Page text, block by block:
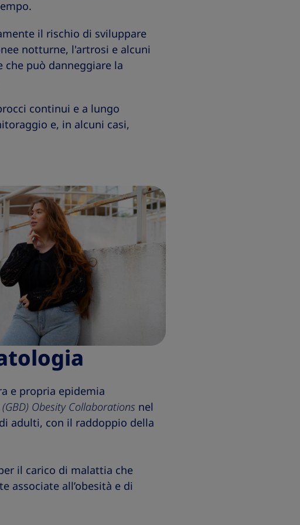
il rischio di sviluppare
notturne, l'artrosi e alcuni
può danneggiare la
continui e a lungo
e, in alcuni casi,
e propria epidemia
Obesity Collaborations nel
adulti, con il raddoppio della
il carico di malattia che
associate all’obesità e di